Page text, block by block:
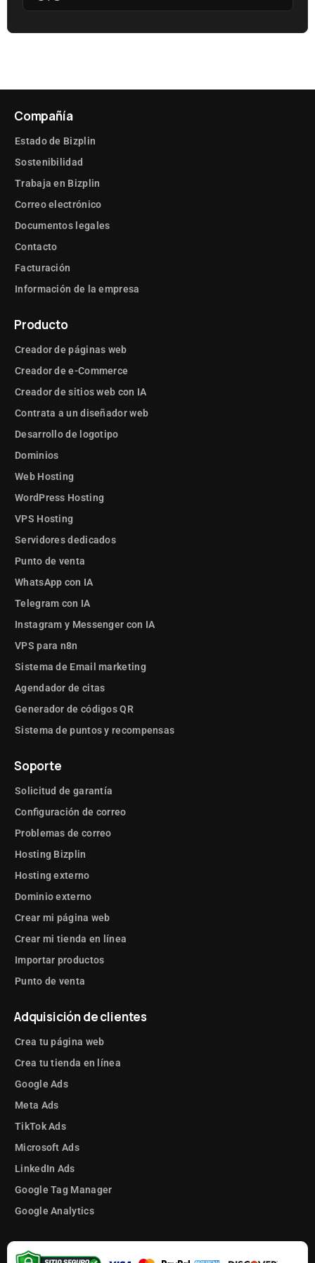
Compañía
Estado de Bizplin
Sostenibilidad
Trabaja en Bizplin
Correo electrónico
Documentos legales
Contacto
Facturación
Información de la empresa
Producto
Creador de páginas web
Creador de e-Commerce
Creador de sitios web con IA
Contrata a un diseñador web
Desarrollo de logotipo
Dominios
Web Hosting
WordPress Hosting
VPS Hosting
Servidores dedicados
Punto de venta
WhatsApp con IA
Telegram con IA
Instagram y Messenger con IA
VPS para n8n
Sistema de Email marketing
Agendador de citas
Generador de códigos QR
Sistema de puntos y recompensas
Soporte
Solicitud de garantía
Configuración de correo
Problemas de correo
Hosting Bizplin
Hosting externo
Dominio externo
Crear mi página web
Crear mi tienda en línea
Importar productos
Punto de venta
Adquisición de clientes
Crea tu página web
Crea tu tienda en línea
Google Ads
Meta Ads
TikTok Ads
Microsoft Ads
LinkedIn Ads
Google Tag Manager
Google Analytics